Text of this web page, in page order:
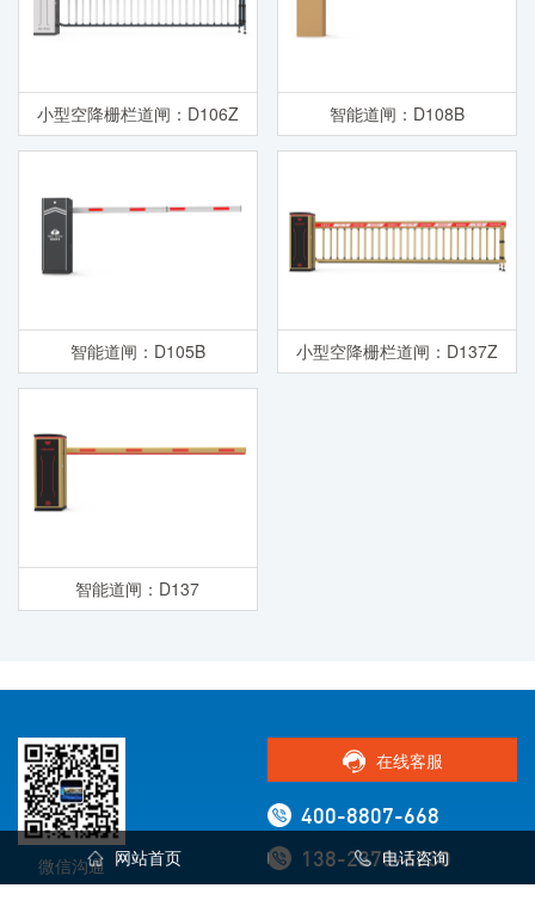
小型空降栅栏道闸：D106Z 智能道闸：D108B
智能道闸：D105B 小型空降栅栏道闸：D137Z
智能道闸：D137
微信沟通
在线客服
400-8807-668
138-2370-6330
网站首页 电话咨询